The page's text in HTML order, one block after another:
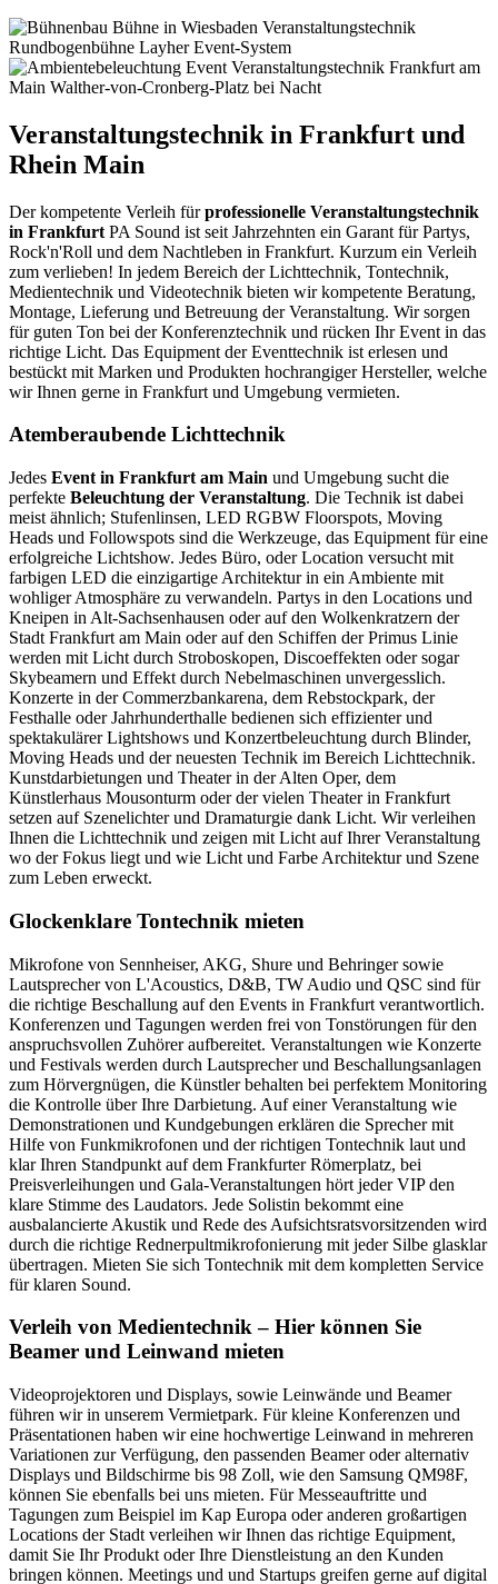
Veranstaltungstechnik in Frankfurt und
Rhein Main
Der kompetente Verleih fürprofessionelle Veranstaltungstechnik
in Frankfurt PA Sound ist seit Jahrzehnten ein Garant für Partys,
Rock'n'Roll und dem Nachtleben in Frankfurt. Kurzum ein Verleih
zum verlieben! In jedem Bereich der Lichttechnik, Tontechnik,
Medientechnik und Videotechnik bieten wir kompetente Beratung,
Montage, Lieferung und Betreuung der Veranstaltung. Wir sorgen
für guten Ton bei der Konferenztechnik und rücken Ihr Event in das
richtige Licht. Das Equipment der Eventtechnik ist erlesen und
bestückt mit Marken und Produkten hochrangiger Hersteller, welche
wir Ihnen gerne in Frankfurt und Umgebung vermieten.
Atemberaubende Lichttechnik
Jedes Event in Frankfurt am Main und Umgebung sucht die
perfekte Beleuchtung der Veranstaltung. Die Technik ist dabei
meist ähnlich; Stufenlinsen, LED RGBW Floorspots, Moving
Heads und Followspots sind die Werkzeuge, das Equipment für eine
erfolgreiche Lichtshow. Jedes Büro, oder Location versucht mit
farbigen LED die einzigartige Architektur in ein Ambiente mit
wohliger Atmosphäre zu verwandeln. Partys in den Locations und
Kneipen in Alt-Sachsenhausen oder auf den Wolkenkratzern der
Stadt Frankfurt am Main oder auf den Schiffen der Primus Linie
werden mit Licht durch Stroboskopen, Discoeffekten oder sogar
Skybeamern und Effekt durch Nebelmaschinen unvergesslich.
Konzerte in der Commerzbankarena, dem Rebstockpark, der
Festhalle oder Jahrhunderthalle bedienen sich effizienter und
spektakulärer Lightshows und Konzertbeleuchtung durch Blinder,
Moving Heads und der neuesten Technik im Bereich Lichttechnik.
Kunstdarbietungen und Theater in der Alten Oper, dem
Künstlerhaus Mousonturm oder der vielen Theater in Frankfurt
setzen auf Szenelichter und Dramaturgie dank Licht. Wir verleihen
Ihnen die Lichttechnik und zeigen mit Licht auf Ihrer Veranstaltung
wo der Fokus liegt und wie Licht und Farbe Architektur und Szene
zum Leben erweckt.
Glockenklare Tontechnik mieten
Mikrofone von Sennheiser, AKG, Shure und Behringer sowie
Lautsprecher von L'Acoustics, D&B, TW Audio und QSC sind für
die richtige Beschallung auf den Events in Frankfurt verantwortlich.
Konferenzen und Tagungen werden frei von Tonstörungen für den
anspruchsvollen Zuhörer aufbereitet. Veranstaltungen wie Konzerte
und Festivals werden durch Lautsprecher und Beschallungsanlagen
zum Hörvergnügen, die Künstler behalten bei perfektem Monitoring
die Kontrolle über Ihre Darbietung. Auf einer Veranstaltung wie
Demonstrationen und Kundgebungen erklären die Sprecher mit
Hilfe von Funkmikrofonen und der richtigen Tontechnik laut und
klar Ihren Standpunkt auf dem Frankfurter Römerplatz, bei
Preisverleihungen und Gala-Veranstaltungen hört jeder VIP den
klare Stimme des Laudators. Jede Solistin bekommt eine
ausbalancierte Akustik und Rede des Aufsichtsratsvorsitzenden wird
durch die richtige Rednerpultmikrofonierung mit jeder Silbe glasklar
übertragen. Mieten Sie sich Tontechnik mit dem kompletten Service
für klaren Sound.
Verleih von Medientechnik – Hier können Sie
Beamer und Leinwand mieten
Videoprojektoren und Displays, sowie Leinwände und Beamer
führen wir in unserem Vermietpark. Für kleine Konferenzen und
Präsentationen haben wir eine hochwertige Leinwand in mehreren
Variationen zur Verfügung, den passenden Beamer oder alternativ
Displays und Bildschirme bis 98 Zoll, wie den Samsung QM98F,
können Sie ebenfalls bei uns mieten. Für Messeauftritte und
Tagungen zum Beispiel im Kap Europa oder anderen großartigen
Locations der Stadt verleihen wir Ihnen das richtige Equipment,
damit Sie Ihr Produkt oder Ihre Dienstleistung an den Kunden
bringen können. Meetings und und Startups greifen gerne auf digital